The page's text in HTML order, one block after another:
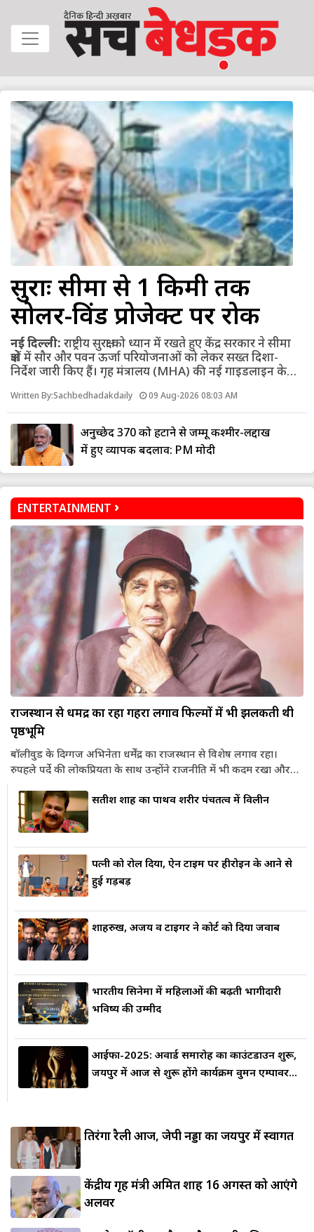
सुरक्षाः सीमा से 1 किमी तक
सोलर-विंड प्रोजेक्ट पर रोक
नई दिल्ली: राष्ट्रीय सुरक्षा को ध्यान में रखते हुए केंद्र सरकार ने सीमा
क्षेत्रों में सौर और पवन ऊर्जा परियोजनाओं को लेकर सख्त दिशा-
निर्देश जारी किए हैं। गृह मंत्रालय (MHA) की नई गाइडलाइन के
दायरे में नए सोलर, विंड और हाइब्रिड ऊर्जा प्रोजेक्ट स्थापित नहीं
किए जा सकेंगे। गृह मंत्रालय ने सीमा से 1 से 50 किलोमीटर तक के
क्षेत्र को संवेदनशील माना है। इस दायरे में प्रस्तावित सभी नई अक्षय
ऊर्जा परियोजनाओं के लिए गृह मंत्रालय की सुरक्षा मंजूरी अनिवार्य
होगी। वहीं अंतरराष्ट्रीय सीमा से 20 किलोमीटर तक की
परियोजनाओं...
Written By:Sachbedhadakdaily 09 Aug-2026 08:03 AM
चाहे जेल मिले या जाए जान... जाऊंगी अपने देश
ENTERTAINMENT
राजस्थान से धर्मेंद्र का रहा गहरा लगाव फिल्मों में भी झलकती थी
पृष्ठभूमि
बॉलीवुड के दिग्गज अभिनेता धर्मेंद्र का राजस्थान से विशेष लगाव रहा।
रुपहले पर्दे की लोकप्रियता के साथ उन्होंने राजनीति में भी कदम रखा और
सितारे ही नहीं थे, बल्कि राजनीति में भी उनकी छाप राजस्थान की धरती से
रही है, वे साल 2004 में भाजपा की टिकट पर बीकानेर लोकसभा क्षेत्र से
सांसद चुने गए थे। राजस्थान के ग्रामीण इलाकों में उनकी फिल्मों की शूटिंग ने
भी इस...
सतीश शाह का पार्थिव शरीर पंचतत्व में विलीन
पत्नी को रोल दिया, ऐन टाइम पर हीरोइन के आने से
हुई गड़बड़
शाहरुख, अजय व टाइगर ने कोर्ट को दिया जवाब
भारतीय सिनेमा में महिलाओं की बढ़ती भागीदारी
भविष्य की उम्मीद
आईफा-2025: अवार्ड समारोह का काउंटडाउन शुरू,
जयपुर में आज से शुरू होंगे कार्यक्रम वुमन एम्पावरमेंट
तिरंगा रैली आज, जेपी नड्डा का जयपुर में स्वागत
केंद्रीय गृह मंत्री अमित शाह 16 अगस्त को आएंगे
अलवर